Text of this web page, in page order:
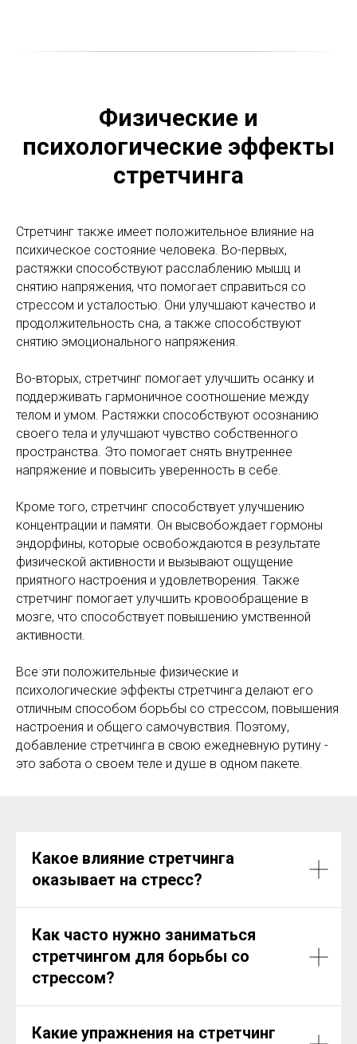
Физические и
психологические эффекты
стретчинга
Стретчинг также имеет положительное влияние на
психическое состояние человека. Во-первых,
растяжки способствуют расслаблению мышц и
снятию напряжения, что помогает справиться со
стрессом и усталостью. Они улучшают качество и
продолжительность сна, а также способствуют
снятию эмоционального напряжения.
Во-вторых, стретчинг помогает улучшить осанку и
поддерживать гармоничное соотношение между
телом и умом. Растяжки способствуют осознанию
своего тела и улучшают чувство собственного
пространства. Это помогает снять внутреннее
напряжение и повысить уверенность в себе.
Кроме того, стретчинг способствует улучшению
концентрации и памяти. Он высвобождает гормоны
эндорфины, которые освобождаются в результате
физической активности и вызывают ощущение
приятного настроения и удовлетворения. Также
стретчинг помогает улучшить кровообращение в
мозге, что способствует повышению умственной
активности.
Все эти положительные физические и
психологические эффекты стретчинга делают его
отличным способом борьбы со стрессом, повышения
настроения и общего самочувствия. Поэтому,
добавление стретчинга в свою ежедневную рутину -
это забота о своем теле и душе в одном пакете.
Какое влияние стретчинга
оказывает на стресс?
Как часто нужно заниматься
стретчингом для борьбы со
стрессом?
Какие упражнения на стретчинг